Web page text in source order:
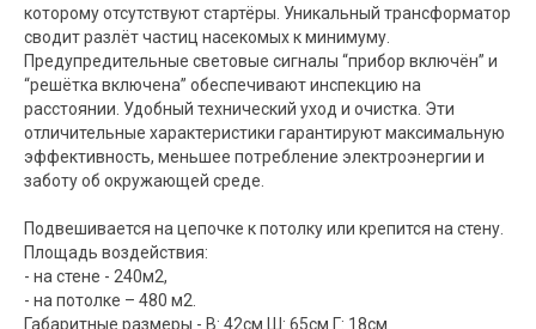
которому отсутствуют стартёры. Уникальный трансформатор
сводит разлёт частиц насекомых к минимуму.
Предупредительные световые сигналы “прибор включён” и
“решётка включена” обеспечивают инспекцию на
расстоянии. Удобный технический уход и очистка. Эти
отличительные характеристики гарантируют максимальную
эффективность, меньшее потребление электроэнергии и
заботу об окружающей среде.
Подвешивается на цепочке к потолку или крепится на стену.
Площадь воздействия:
- на стене - 240м2,
- на потолке – 480 м2.
Габаритные размеры - В: 42см Ш: 65см Г: 18см